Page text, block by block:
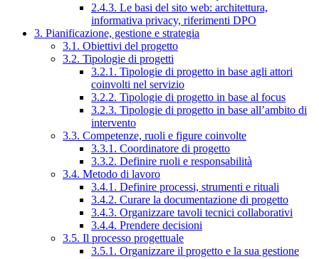
2.4.3. Le basi del sito web: architettura,
informativa privacy, riferimenti DPO
3. Pianificazione, gestione e strategia
3.1. Obiettivi del progetto
3.2. Tipologie di progetti
3.2.1. Tipologie di progetto in base agli attori
coinvolti nel servizio
3.2.2. Tipologie di progetto in base al focus
3.2.3. Tipologie di progetto in base all’ambito di
intervento
3.3. Competenze, ruoli e figure coinvolte
3.3.1. Coordinatore di progetto
3.3.2. Definire ruoli e responsabilità
3.4. Metodo di lavoro
3.4.1. Definire processi, strumenti e rituali
3.4.2. Curare la documentazione di progetto
3.4.3. Organizzare tavoli tecnici collaborativi
3.4.4. Prendere decisioni
3.5. Il processo progettuale
3.5.1. Organizzare il progetto e la sua gestione